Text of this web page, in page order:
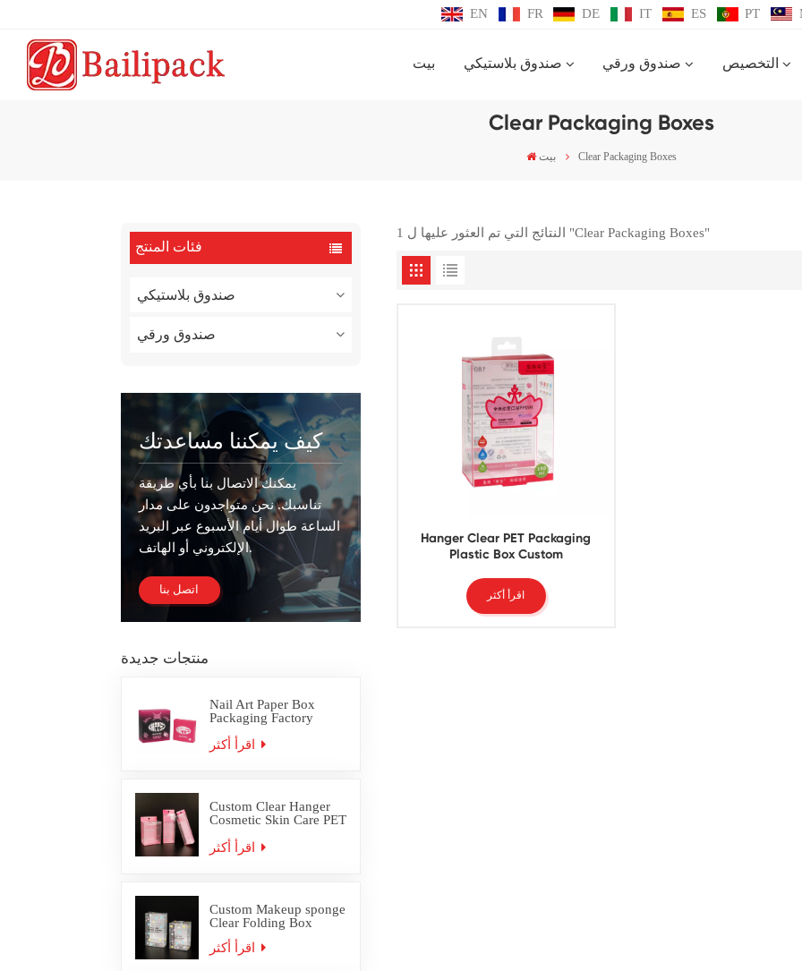
EN FR DE IT ES PT
بيت صندوق بلاستيكي صندوق ورقي التخصيص
Clear Packaging Boxes
بيت Clear Packaging Boxes
فئات المنتج
صندوق بلاستيكي
صندوق ورقي
كيف يمكننا مساعدتك
يمكنك الاتصال بنا بأي طريقة
تناسبك. نحن متواجدون على مدار
الساعة طوال أيام الأسبوع عبر البريد
الإلكتروني أو الهاتف.
اتصل بنا
منتجات جديدة
Nail Art Paper Box
Packaging Factory
Custom Clear Hanger
Cosmetic Skin Care PET
Custom Makeup sponge
Clear Folding Box
1 النتائج التي تم العثور عليها ل "Clear Packaging Boxes"
Hanger Clear PET Packaging
Plastic Box Custom
اقرأ أكثر